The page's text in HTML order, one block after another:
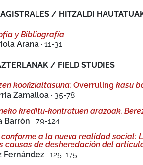
/ HITZALDI
y Bibliografía
Arana · 11-31
/ FIELD STUDIES
koofizialtasuna: Overruling kasu
Zamalloa · 35-78
kreditu-kontratuen arazoak.
Barrón · 79-124
a la nueva realidad social:
causas de desheredación del artículo
Fernández · 125-175